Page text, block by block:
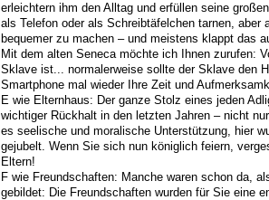
erleichtern ihm den Alltag und erfüllen seine
als Telefon oder als Schreibtäfelchen tarnen,
bequemer zu machen – und meistens klappt das
Mit dem alten Seneca möchte ich Ihnen zurufen:
Sklave ist... normalerweise sollte der Sklave den
Smartphone mal wieder Ihre Zeit und
E wie Elternhaus: Der ganze Stolz eines jeden
wichtiger Rückhalt in den letzten Jahren – nicht
es seelische und moralische Unterstützung, hier
gejubelt. Wenn Sie sich nun königlich feiern,
Eltern!
F wie Freundschaften: Manche waren schon da,
gebildet: Die Freundschaften wurden für Sie eine